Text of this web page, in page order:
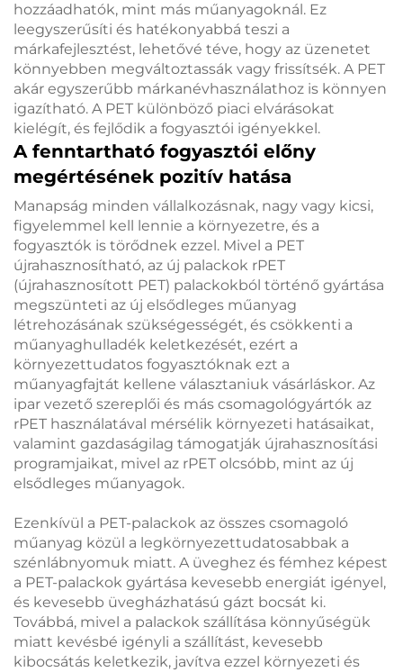
hozzáadhatók, mint más műanyagoknál. Ez
leegyszerűsíti és hatékonyabbá teszi a
márkafejlesztést, lehetővé téve, hogy az üzenetet
könnyebben megváltoztassák vagy frissítsék. A PET
akár egyszerűbb márkanévhasználathoz is könnyen
igazítható. A PET különböző piaci elvárásokat
kielégít, és fejlődik a fogyasztói igényekkel.
A fenntartható fogyasztói előny
megértésének pozitív hatása
Manapság minden vállalkozásnak, nagy vagy kicsi,
figyelemmel kell lennie a környezetre, és a
fogyasztók is törődnek ezzel. Mivel a PET
újrahasznosítható, az új palackok rPET
(újrahasznosított PET) palackokból történő gyártása
megszünteti az új elsődleges műanyag
létrehozásának szükségességét, és csökkenti a
műanyaghulladék keletkezését, ezért a
környezettudatos fogyasztóknak ezt a
műanyagfajtát kellene választaniuk vásárláskor. Az
ipar vezető szereplői és más csomagológyártók az
rPET használatával mérsélik környezeti hatásaikat,
valamint gazdaságilag támogatják újrahasznosítási
programjaikat, mivel az rPET olcsóbb, mint az új
elsődleges műanyagok.
Ezenkívül a PET-palackok az összes csomagoló
műanyag közül a legkörnyezettudatosabbak a
szénlábnyomuk miatt. A üveghez és fémhez képest
a PET-palackok gyártása kevesebb energiát igényel,
és kevesebb üvegházhatású gázt bocsát ki.
Továbbá, mivel a palackok szállítása könnyűségük
miatt kevésbé igényli a szállítást, kevesebb
kibocsátás keletkezik, javítva ezzel környezeti és